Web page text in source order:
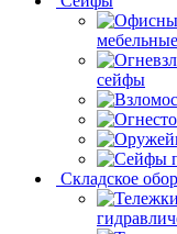
сейфы
Складское